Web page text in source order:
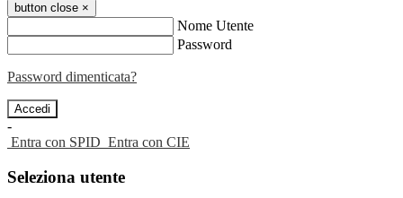
button close ×
Nome Utente
Password
Password dimenticata?
-
Entra con SPID Entra con CIE
Seleziona utente